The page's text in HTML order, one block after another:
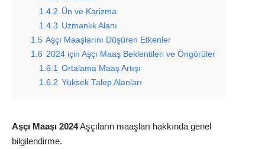
1.4.2 Ün ve Karizma
1.4.3 Uzmanlık Alanı
1.5 Aşçı Maaşlarını Düşüren Etkenler
1.6 2024 için Aşçı Maaş Beklentileri ve Öngörüler
1.6.1 Ortalama Maaş Artışı
1.6.2 Yüksek Talep Alanları
Aşçı Maaşı 2024Aşçıların maaşları hakkında genel
bilgilendirme.